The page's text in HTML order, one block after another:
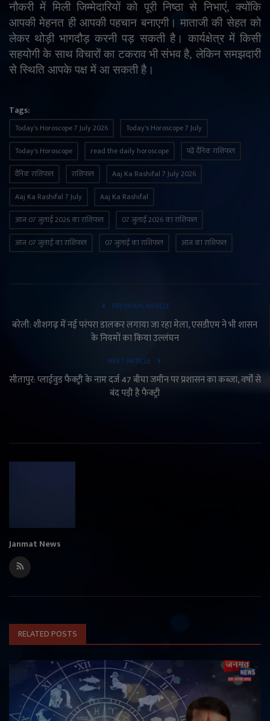
नौकरी में मिली जिम्मेदारियों को पूरी निष्ठा से निभाएं,क्योंकि
आपकी मेहनत ही आपकी पहचान बनाएगी। माताजी की सेहत को
लेकर थोड़ी भागदौड़ करनी पड़ सकती है। कार्यक्षेत्र में किसी
सहयोगी के साथ विचारों का टकराव भी संभव है, लेकिन समझदारी
से स्थिति आपके पक्ष में आ सकती है।
Tags:
Today's Horoscope 7 July 2026
Today's Horoscope 7 July
Today's Horoscope
read the daily horoscope
पढ़ें दैनिक राशिफल
दैनिक राशिफल
राशिफल
Aaj Ka Rashifal 7 July 2026
Aaj Ka Rashifal 7 July
Aaj Ka Rashifal
आज 07 जुलाई 2026 का राशिफल
07 जुलाई 2026 का राशिफल
आज 07 जुलाई का राशिफल
07 जुलाई का राशिफल आज का राशिफल
PREVIOUS ARTICLE
बरेली: शीशगढ़ में नई परंपरा डालकर लगाया जा रहा मेला, एसडीएम ने भी शासन
के नियमों का किया उल्लंघन
NEXT ARTICLE
सीतापुर: प्लाईवुड फैक्ट्री के नाम दर्ज 47 बीघा जमीन पर प्रशासन का कब्जा, वर्षों से
बंद पड़ी है फैक्ट्री
Janmat News
RELATED POSTS